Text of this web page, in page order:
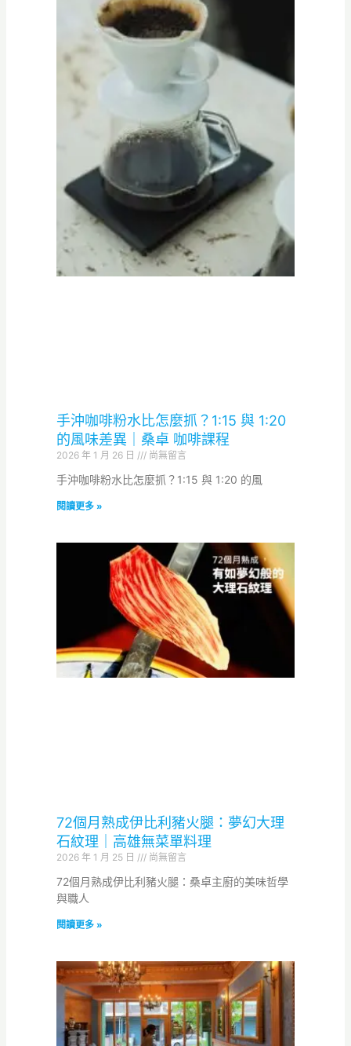
手沖咖啡粉水比怎麼抓？1:15 與 1:20
的風味差異｜桑卓 咖啡課程
2026 年 1 月 26 日 尚無留言
手沖咖啡粉水比怎麼抓？1:15 與 1:20 的風
閱讀更多 »
72個月熟成伊比利豬火腿：夢幻大理
石紋理｜高雄無菜單料理
2026 年 1 月 25 日 尚無留言
72個月熟成伊比利豬火腿：桑卓主廚的美味哲學
與職人
閱讀更多 »